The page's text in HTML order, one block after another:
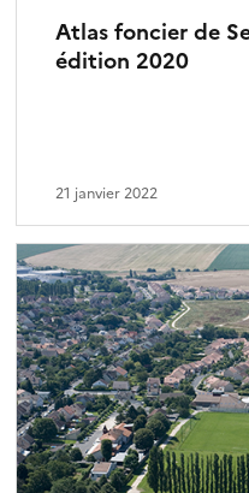
Atlas foncier de
édition 2020
21 janvier 2022